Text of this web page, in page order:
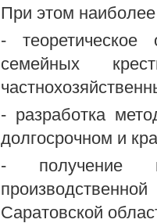
При этом
- теоретическое
семейных
- разработка
долгосрочном и
- получение и
Саратовской